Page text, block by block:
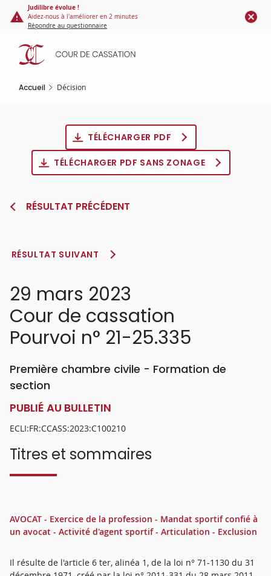
Panneau de gestion des cookies
contenu
principal
Judilibre évolue !
Aidez-nous à l'améliorer en 2 minutes
Répondre au questionnaire
Accueil Décision
TÉLÉCHARGER PDF
TÉLÉCHARGER PDF SANS ZONAGE
RÉSULTAT PRÉCÉDENT
RÉSULTAT SUIVANT
29 mars 2023
Cour de cassation
Pourvoi n° 21-25.335
Première chambre civile - Formation de
section
PUBLIÉ AU BULLETIN
ECLI:FR:CCASS:2023:C100210
Titres et sommaires
AVOCAT - Exercice de la profession - Mandat sportif confié à
un avocat - Activité d'agent sportif - Articulation - Exclusion
Il résulte de l'article 6 ter, alinéa 1, de la loi n° 71-1130 du 31